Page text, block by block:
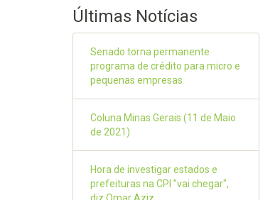
Últimas Notícias
Senado torna permanente
programa de crédito para micro e
pequenas empresas
Coluna Minas Gerais (11 de Maio
de 2021)
Hora de investigar estados e
prefeituras na CPI "vai chegar",